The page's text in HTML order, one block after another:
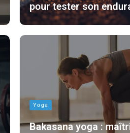
pour tester son
Yoga
Bakasana yoga :